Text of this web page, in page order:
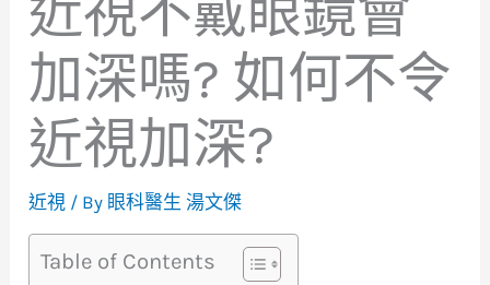
近視不戴眼鏡會
加深嗎? 如何不令
近視加深?
近視 / By 眼科醫生 湯文傑
Table of Contents